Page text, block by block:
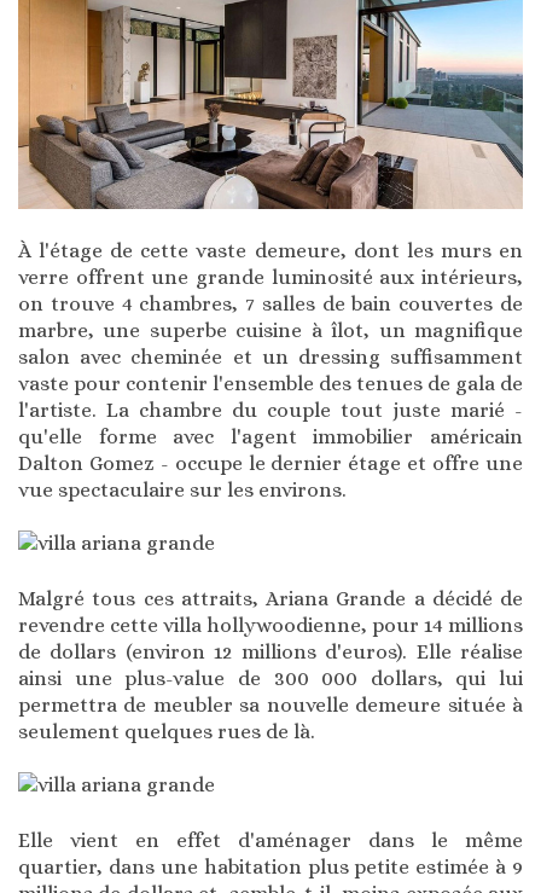
À l'étage de cette vaste demeure, dont les murs en
verre offrent une grande luminosité aux intérieurs,
on trouve 4 chambres, 7 salles de bain couvertes de
marbre, une superbe cuisine à îlot, un magnifique
salon avec cheminée et un dressing suffisamment
vaste pour contenir l'ensemble des tenues de gala de
l'artiste. La chambre du couple tout juste marié -
qu'elle forme avec l'agent immobilier américain
Dalton Gomez - occupe le dernier étage et offre une
vue spectaculaire sur les environs.
Malgré tous ces attraits, Ariana Grande a décidé de
revendre cette villa hollywoodienne, pour 14 millions
de dollars (environ 12 millions d'euros). Elle réalise
ainsi une plus-value de 300 000 dollars, qui lui
permettra de meubler sa nouvelle demeure située à
seulement quelques rues de là.
Elle vient en effet d'aménager dans le même
quartier, dans une habitation plus petite estimée à 9